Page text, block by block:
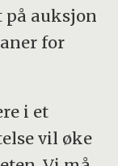
auksjon
for
i et
vil øke